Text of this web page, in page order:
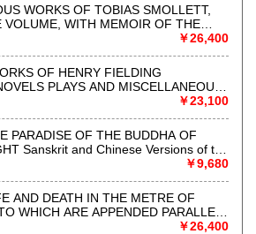
て、日本・アジア・言語学・人類学・
語で書かれた本を中心に扱い、社会に
を目指して日々努力しております。
ニューアルいたしました。
りお待ちしております。
線,三田線,新宿線
WORKS OF TOBIAS SMOLLETT,
VOLUME, WITH MEMOIR OF THE
￥26,400
OF HENRY FIELDING
PLAYS AND MISCELLANEOUS
OF THE AUTHOR BY THOMAS
STEEL BY GEORGE CRUIKSHANK （HENRY FIELDING）
￥23,100
of the
￥9,680
AND DEATH IN THE METRE OF
WHICH ARE APPENDED PARALLEL
PASSAGES FROM THE ORIGINAL （W. H. MALLOCK）￥26,400